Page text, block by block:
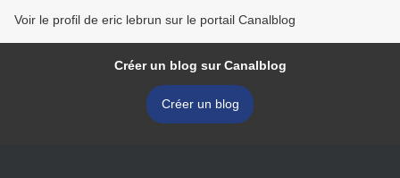
Voir le profil de eric lebrun sur le portail Canalblog
Créer un blog sur Canalblog
Créer un blog